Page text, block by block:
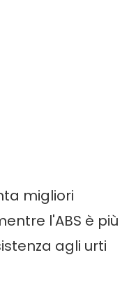
migliori
l'ABS è più
agli urti